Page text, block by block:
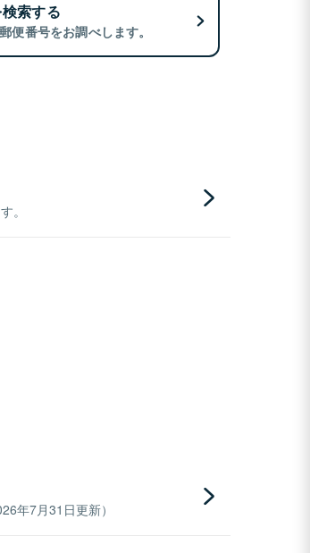
索する
便番号をお調べします。
。
年7月31日更新）